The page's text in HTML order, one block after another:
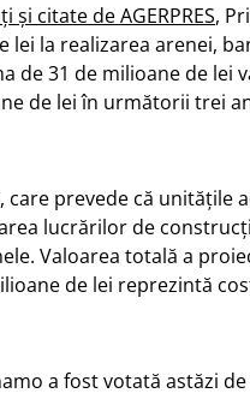
citate de AGERPRES,
la realizarea arenei,
de 31 de milioane de lei
de lei în următorii trei
care prevede că unitățile
lucrărilor de
Valoarea totală a
de lei reprezintă
a fost votată astăzi de